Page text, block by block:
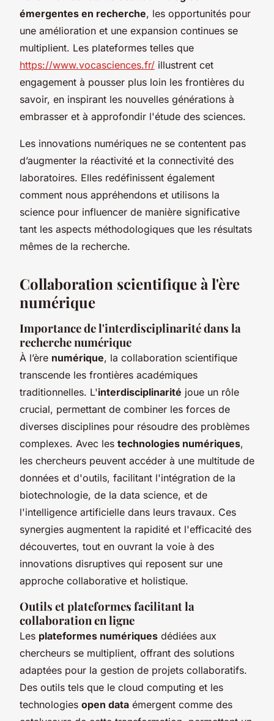
émergentes en recherche, les opportunités pour
une amélioration et une expansion continues se
multiplient. Les plateformes telles que
https://www.vocasciences.fr/ illustrent cet
engagement à pousser plus loin les frontières du
savoir, en inspirant les nouvelles générations à
embrasser et à approfondir l'étude des sciences.
Les innovations numériques ne se contentent pas
d’augmenter la réactivité et la connectivité des
laboratoires. Elles redéfinissent également
comment nous appréhendons et utilisons la
science pour influencer de manière significative
tant les aspects méthodologiques que les résultats
mêmes de la recherche.
Collaboration scientifique à l'ère
numérique
Importance de l'interdisciplinarité dans la
recherche numérique
À l’ère numérique, la collaboration scientifique
transcende les frontières académiques
traditionnelles. L'interdisciplinarité joue un rôle
crucial, permettant de combiner les forces de
diverses disciplines pour résoudre des problèmes
complexes. Avec les technologies numériques,
les chercheurs peuvent accéder à une multitude de
données et d'outils, facilitant l'intégration de la
biotechnologie, de la data science, et de
l'intelligence artificielle dans leurs travaux. Ces
synergies augmentent la rapidité et l'efficacité des
découvertes, tout en ouvrant la voie à des
innovations disruptives qui reposent sur une
approche collaborative et holistique.
Outils et plateformes facilitant la
collaboration en ligne
Les plateformes numériques dédiées aux
chercheurs se multiplient, offrant des solutions
adaptées pour la gestion de projets collaboratifs.
Des outils tels que le cloud computing et les
technologies open data émergent comme des